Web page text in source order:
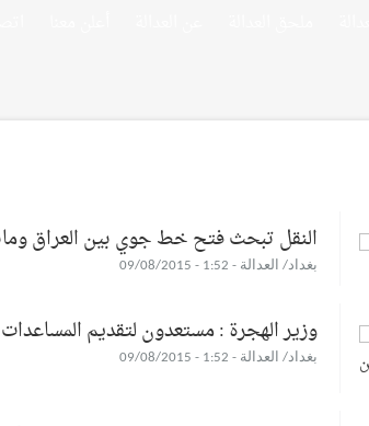
النقل تبحث فتح خط جوي بين العراق
بغداد/ العدالة - 1:52 - 09/08/2015
وزير الهجرة : مستعدون لتقديم
بغداد/ العدالة - 1:52 - 09/08/2015